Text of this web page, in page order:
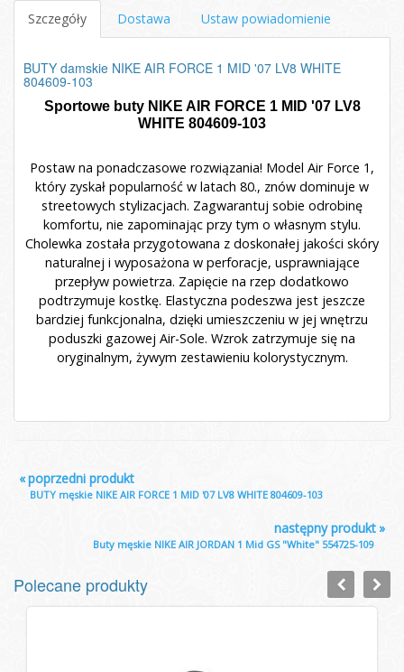
Szczegóły Dostawa Ustaw powiadomienie
BUTY damskie NIKE AIR FORCE 1 MID '07 LV8 WHITE
804609-103
Sportowe buty NIKE AIR FORCE 1 MID '07 LV8
WHITE 804609-103
Postaw na ponadczasowe rozwiązania! Model Air Force 1,
który zyskał popularność w latach 80., znów dominuje w
streetowych stylizacjach. Zagwarantuj sobie odrobinę
komfortu, nie zapominając przy tym o własnym stylu.
Cholewka została przygotowana z doskonałej jakości skóry
naturalnej i wyposażona w perforacje, usprawniające
przepływ powietrza. Zapięcie na rzep dodatkowo
podtrzymuje kostkę. Elastyczna podeszwa jest jeszcze
bardziej funkcjonalna, dzięki umieszczeniu w jej wnętrzu
poduszki gazowej Air-Sole. Wzrok zatrzymuje się na
oryginalnym, żywym zestawieniu kolorystycznym.
«poprzedni produkt
BUTY męskie NIKE AIR FORCE 1 MID '07 LV8 WHITE 804609-103
»
następny produkt
Buty męskie NIKE AIR JORDAN 1 Mid GS "White" 554725-109
Polecane produkty